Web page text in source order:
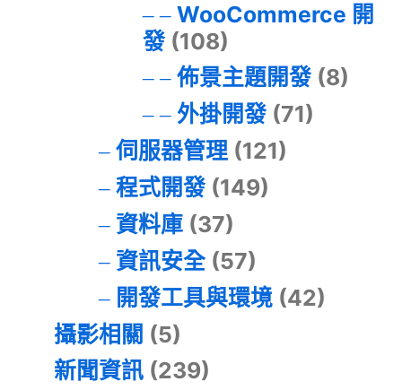
WooCommerce 開
發(108)
佈景主題開發(8)
外掛開發(71)
伺服器管理(121)
程式開發(149)
資料庫(37)
資訊安全(57)
開發工具與環境(42)
攝影相關 (5)
新聞資訊 (239)